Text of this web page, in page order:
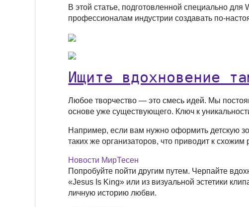
В этой статье, подготовленной специально
профессионалам индустрии создавать по-
Ищите вдохновение
Любое творчество — это смесь идей. Мы
основе уже существующего. Ключ к
Например, если вам нужно оформить детскую
таких же организаторов, что приводит к
Новости МирТесен
Попробуйте пойти другим путем. Черпайте
«Jesus Is King» или из визуальной эстетики
личную историю любви.